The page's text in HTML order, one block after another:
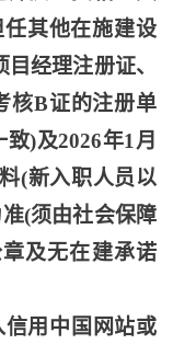
其他在施建设
经理注册证、
核B证的注册单
)及2026年1月
(新入职人员以
(须由社会保障
及无在建承诺
用中国网站或